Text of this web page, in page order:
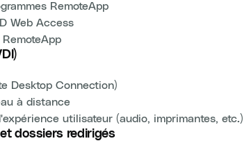
RemoteApp
Web Access
Desktop Connection)
à distance
utilisateur (audio, imprimantes, etc.)
dossiers redirigés